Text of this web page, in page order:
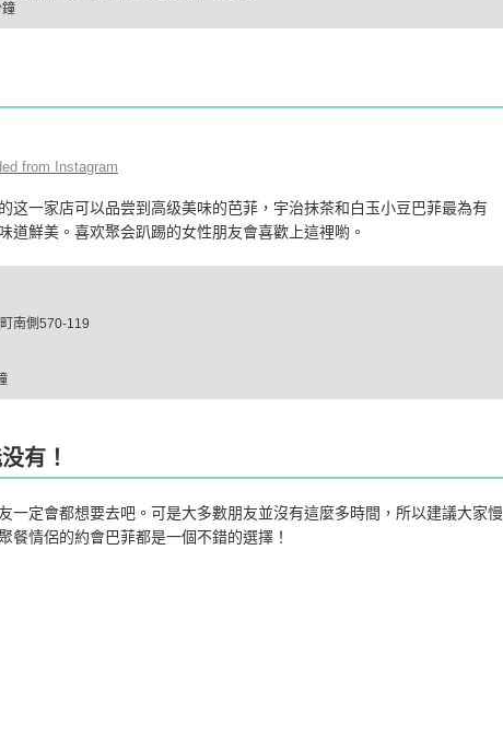
from Instagram
这一家店可以品尝到高级美味的芭菲，宇治抹茶和白玉小豆巴菲最為有
道鮮美。喜欢聚会趴踢的女性朋友會喜歡上這裡喲。
南側570-119
有！
一定會都想要去吧。可是大多數朋友並沒有這麼多時間，所以建議大家慢
餐情侶的約會巴菲都是一個不錯的選擇！